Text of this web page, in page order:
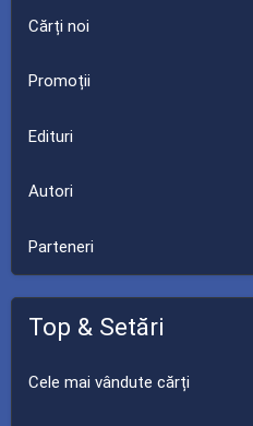
Cărți noi
Promoții
Edituri
Autori
Parteneri
Top & Setări
Cele mai vândute cărți